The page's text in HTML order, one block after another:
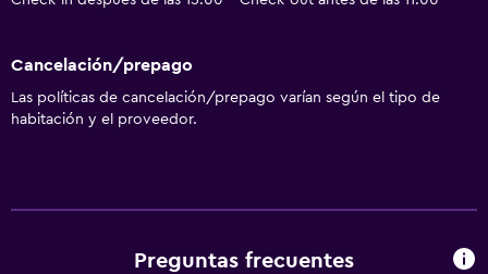
Ascensor disponible
Estacionamiento accesible
Tina de baño adaptada
Cancelación/prepago
Las políticas de cancelación/prepago varían según el tipo de
habitación y el proveedor.
Preguntas frecuentes